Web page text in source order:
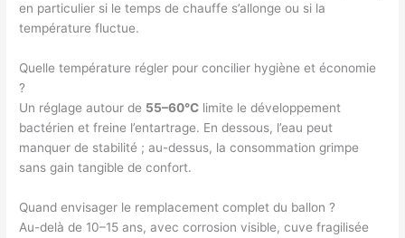
en particulier si le temps de chauffe s’allonge ou si la
température fluctue.
Quelle température régler pour concilier hygiène et économie
?
Un réglage autour de 55–60°C limite le développement
bactérien et freine l’entartrage. En dessous, l’eau peut
manquer de stabilité ; au-dessus, la consommation grimpe
sans gain tangible de confort.
Quand envisager le remplacement complet du ballon ?
Au-delà de 10–15 ans, avec corrosion visible, cuve fragilisée